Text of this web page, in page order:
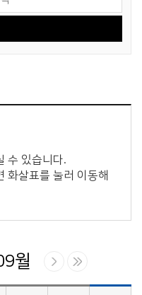
수 있습니다.
화살표를 눌러 이동해
월